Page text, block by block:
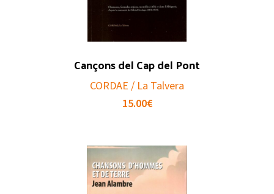
Cançons del Cap del Pont
CORDAE / La Talvera
15.00€